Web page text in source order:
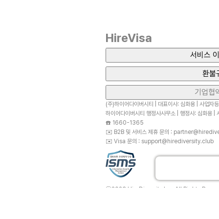
HireVisa
서비스
환불
기업협
(주)하이어다이버시티 | 대표이사: 심화용 | 사
하이어다이버시티 행정사사무소 | 행정사: 심화
☎️ 1660-1365
✉️ B2B 및 서비스 제휴 문의 :
✉️ Visa 문의 : support@hirediversity.club
ⓒ2023 HireDiversity Inc. All Rights